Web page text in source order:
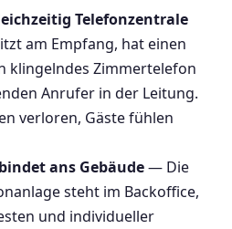
Telefonzentrale
am Empfang, hat einen
klingelndes Zimmertelefon
Anrufer in der Leitung.
verloren, Gäste fühlen
ans Gebäude— Die
steht im Backoffice,
und individueller